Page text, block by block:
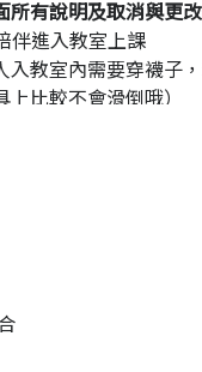
所有說明及取消與更
伴進入教室上課
入教室內需要穿襪子
比較不會滑倒哦）
續協助每位排隊的孩
有秩序感，不需強迫
的參與，觀察別人
是短時錄影